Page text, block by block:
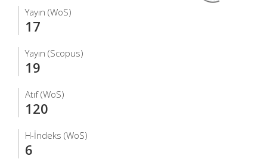
Yayın (WoS)
17
Yayın (Scopus)
19
Atıf (WoS)
120
H-İndeks (WoS)
6